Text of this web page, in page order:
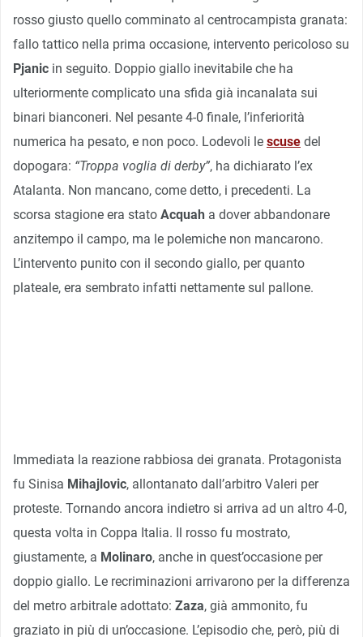
rosso giusto quello comminato al centrocampista granata:
fallo tattico nella prima occasione, intervento pericoloso su
Pjanic in seguito. Doppio giallo inevitabile che ha
ulteriormente complicato una sfida già incanalata sui
binari bianconeri. Nel pesante 4-0 finale, l’inferiorità
numerica ha pesato, e non poco. Lodevoli le scuse del
dopogara: “Troppa voglia di derby”, ha dichiarato l’ex
Atalanta. Non mancano, come detto, i precedenti. La
scorsa stagione era stato Acquah a dover abbandonare
anzitempo il campo, ma le polemiche non mancarono.
L’intervento punito con il secondo giallo, per quanto
plateale, era sembrato infatti nettamente sul pallone.
Immediata la reazione rabbiosa dei granata. Protagonista
fu Sinisa Mihajlovic, allontanato dall’arbitro Valeri per
proteste. Tornando ancora indietro si arriva ad un altro 4-0,
questa volta in Coppa Italia. Il rosso fu mostrato,
giustamente, a Molinaro, anche in quest’occasione per
doppio giallo. Le recriminazioni arrivarono per la differenza
del metro arbitrale adottato: Zaza, già ammonito, fu
graziato in più di un’occasione. L’episodio che, però, più di